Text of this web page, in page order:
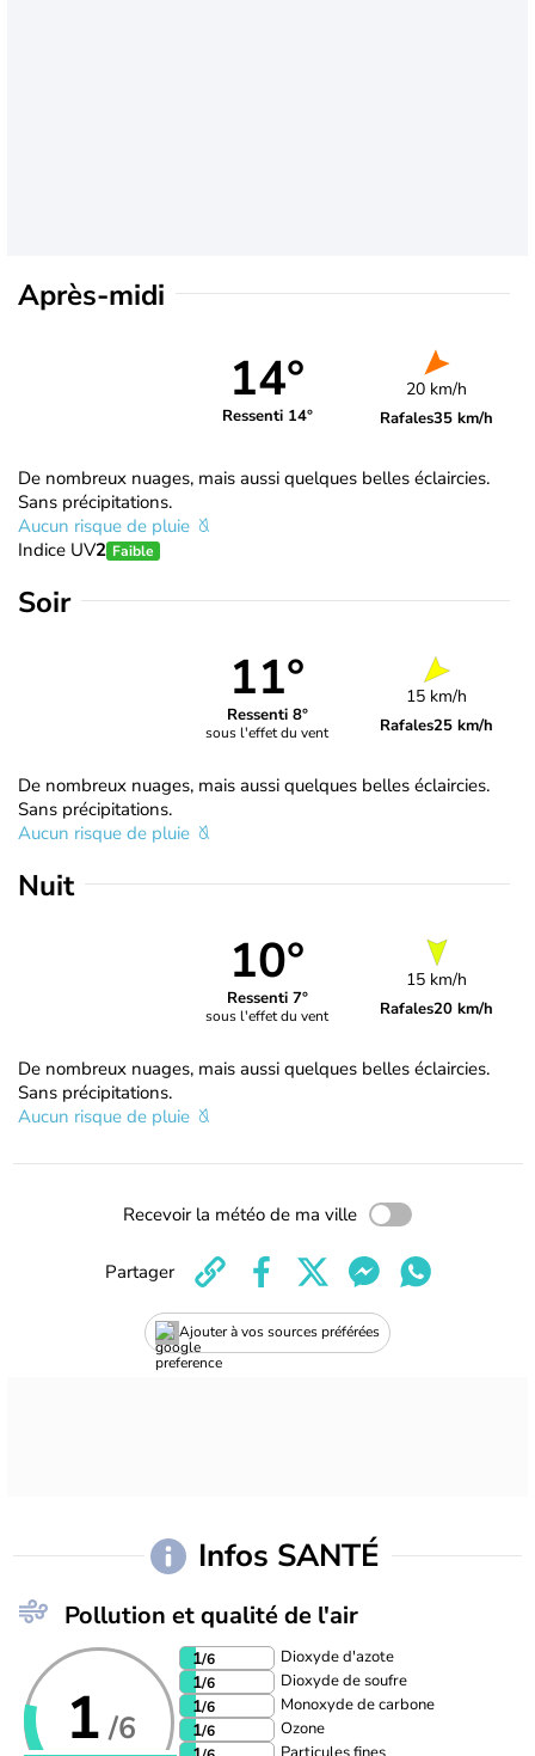
Après-midi
14°
Ressenti 14°
20 km/h
Rafales35 km/h
De nombreux nuages, mais aussi quelques belles éclaircies.
Sans précipitations.
Aucun risque de pluie
Indice UV2 Faible
Soir
11°
Ressenti 8°
sous l'effet du vent
15 km/h
Rafales25 km/h
De nombreux nuages, mais aussi quelques belles éclaircies.
Sans précipitations.
Aucun risque de pluie
Nuit
10°
Ressenti 7°
sous l'effet du vent
15 km/h
Rafales20 km/h
De nombreux nuages, mais aussi quelques belles éclaircies.
Sans précipitations.
Aucun risque de pluie
Recevoir la météo de ma ville
Ajouter à vos sources préférées
Partager
Infos SANTÉ
Pollution et qualité de l'air
1 /6
1/6 Dioxyde d'azote
1/6 Dioxyde de soufre
1/6 Monoxyde de carbone
1/6 Ozone